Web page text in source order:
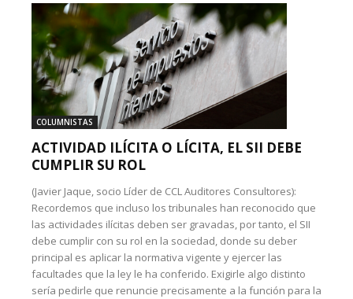
COLUMNISTAS
ACTIVIDAD ILÍCITA O LÍCITA, EL SII DEBE
CUMPLIR SU ROL
(Javier Jaque, socio Líder de CCL Auditores Consultores):
Recordemos que incluso los tribunales han reconocido que
las actividades ilícitas deben ser gravadas, por tanto, el SII
debe cumplir con su rol en la sociedad, donde su deber
principal es aplicar la normativa vigente y ejercer las
facultades que la ley le ha conferido. Exigirle algo distinto
sería pedirle que renuncie precisamente a la función para la